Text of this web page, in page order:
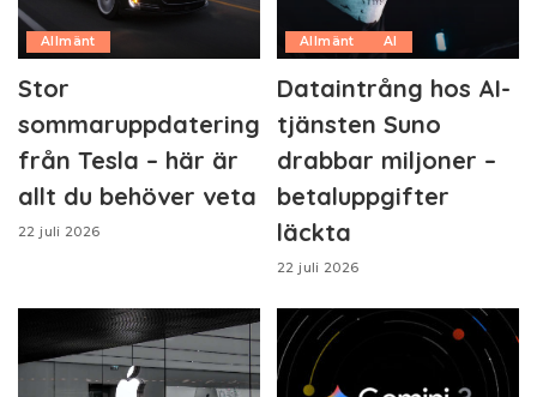
Allmänt
Stor
sommaruppdatering
från Tesla – här är
allt du behöver veta
22 juli 2026
Allmänt AI
Dataintrång hos AI-
tjänsten Suno
drabbar miljoner –
betaluppgifter
läckta
22 juli 2026